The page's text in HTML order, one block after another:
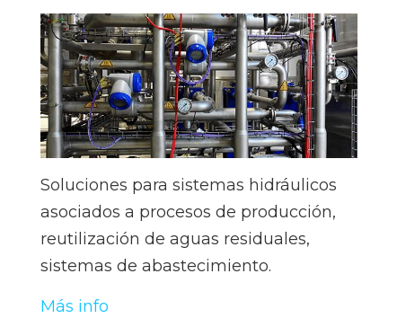
Soluciones para sistemas hidráulicos
asociados a procesos de producción,
reutilización de aguas residuales,
sistemas de abastecimiento.
Más info